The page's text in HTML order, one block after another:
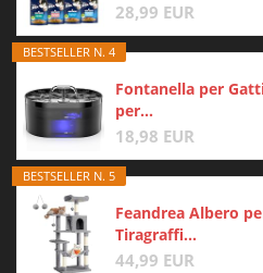
28,99 EUR
BESTSELLER N. 4
Fontanella per
per...
18,98 EUR
BESTSELLER N. 5
Feandrea Albero
Tiragraffi...
44,99 EUR